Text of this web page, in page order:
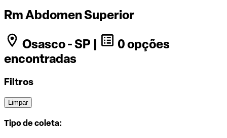
Rm Abdomen Superior
Osasco - SP |
0 opções
encontradas
Filtros
Limpar
Tipo de coleta: